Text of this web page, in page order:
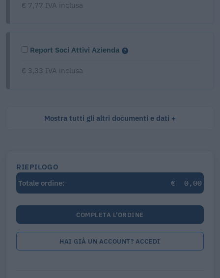
€ 7,77 IVA inclusa
Report Soci Attivi Azienda
€ 3,33 IVA inclusa
Mostra tutti gli altri documenti e dati
RIEPILOGO
Totale ordine:
€ 0,00
COMPLETA L'ORDINE
HAI GIÀ UN ACCOUNT? ACCEDI